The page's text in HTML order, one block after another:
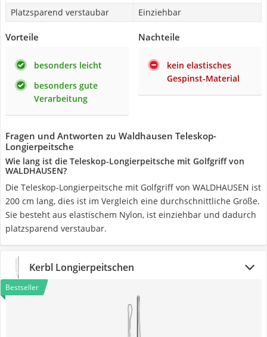
Platzsparend verstaubar
Einziehbar
Vorteile
besonders leicht
besonders gute
Verarbeitung
Nachteile
kein elastisches
Gespinst-Material
Fragen und Antworten zu Waldhausen Teleskop-
Longierpeitsche
Wie lang ist die Teleskop-Longierpeitsche mit Golfgriff von
WALDHAUSEN?
Die Teleskop-Longierpeitsche mit Golfgriff von WALDHAUSEN ist
200 cm lang, dies ist im Vergleich eine durchschnittliche Größe.
Sie besteht aus elastischem Nylon, ist einziehbar und dadurch
platzsparend verstaubar.
Kerbl Longierpeitschen
Bestseller